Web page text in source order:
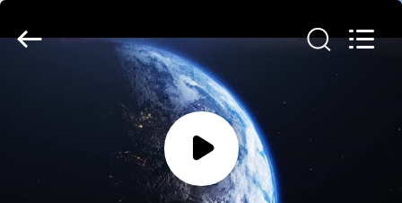
ПРОДУКТЫ
Technology
Co,.Ltd..